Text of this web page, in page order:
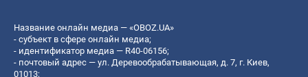
Название онлайн медиа — «OBOZ.UA»
- субъект в сфере онлайн медиа;
- идентификатор медиа — R40-06156;
- почтовый адрес — ул. Деревообрабатывающая, д. 7, г. Киев,
01013;